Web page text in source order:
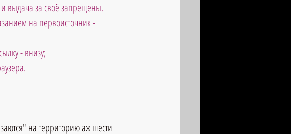
выдача за своё запрещены.
на первоисточник -
- внизу;
на территорию аж шести